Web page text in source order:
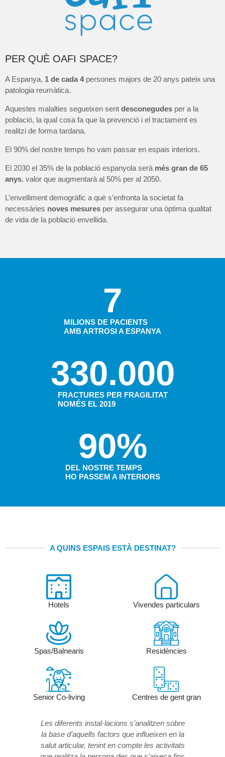
PER QUÈ OAFI SPACE?
A Espanya, 1 de cada 4persones majors de 20 anys pateix una
patologia reumàtica.
Aquestes malalties segueixen sent desconegudes per a la
població, la qual cosa fa que la prevenció i el tractament es
realitzi de forma tardana.
El 90% del nostre temps ho vam passar en espais interiors.
El 2030 el 35% de la població espanyola serà més gran de 65
anys, valor que augmentarà al 50% per al 2050.
L’envelliment demogràfic a què s’enfronta la societat fa
necessàries noves mesures per assegurar una òptima qualitat
de vida de la població envellida.
MILIONS DE PACIENTS
AMB ARTROSI A ESPANYA
7
FRACTURES PER FRAGILITAT
NOMÉS EL 2019
330.000
DEL NOSTRE TEMPS
HO PASSEM A INTERIORS
90%
A QUINS ESPAIS ESTÀ DESTINAT?
Hotels Vivendes particulars
Spas/Balnearis Residències
Senior Co-living Centres de gent gran
Les diferents instal·lacions s’analitzen sobre
la base d’aquells factors que influeixen en la
salut articular, tenint en compte les activitats